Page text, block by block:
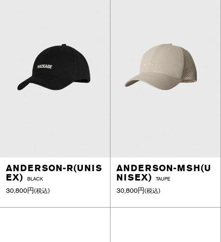
ANDERSON-R(UNIS
EX)
BLACK
30,800円(税込)
ANDERSON-MSH(U
NISEX)
TAUPE
30,800円(税込)